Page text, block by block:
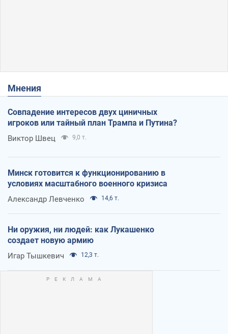
Мнения
Совпадение интересов двух циничных
игроков или тайный план Трампа и Путина?
Виктор Швец 9,0 т.
Минск готовится к функционированию в
условиях масштабного военного кризиса
Александр Левченко 14,6 т.
Ни оружия, ни людей: как Лукашенко
создает новую армию
Игар Тышкевич 12,3 т.